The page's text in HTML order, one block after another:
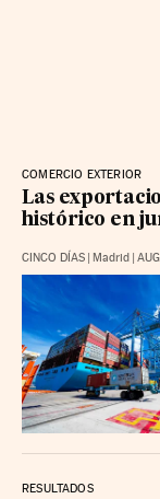
COMERCIO EXTERIOR
Las
histórico en
CINCO DÍAS | Madrid |
RESULTADOS